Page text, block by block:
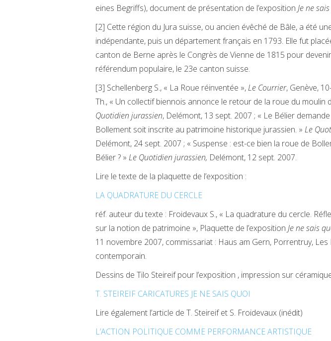
eines Begriffs), document de présentation de l’exposition Je ne
[2] Cette région du Jura suisse, ou ancien évêché de Bâle, a été
indépendante, puis un département français en 1793. Elle fut
canton de Berne après le Congrès de Vienne de 1815 pour
référendum populaire, le 23e canton suisse.
[3] Schellenberg S., « La Roue réinventée »,Le Courrier, Genève,
Th., « Un collectif biennois annonce le retour de la roue du moulin
Quotidien jurassien, Delémont, 13 sept. 2007 ; « Le Bélier
Bollement soit inscrite au patrimoine historique jurassien. » Le
Delémont, 24 sept. 2007 ; « Suspense : est-ce bien la roue de
Bélier ? » Le Quotidien jurassien, Delémont, 12 sept. 2007.
Lire le texte de la plaquette de l’exposition :
LA QUADRATURE DU CERCLE
réf. auteur du texte : Froidevaux S., « La quadrature du cercle.
sur la notion de patrimoine », Plaquette de l’exposition Je ne sais
11 novembre 2007, commissariat : Haus am Gern, Porrentruy, Les
contemporain.
Dessins de Tilo Steireif pour l’exposition , impression sur
T. STEIREIF CARICATURES JE NE SAIS QUOI
Lire également l’article de T. Steireif et S. Froidevaux (inédit)
L’ACTION POLITIQUE COMME PERFORMANCE ARTISTIQUE